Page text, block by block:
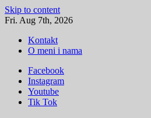
Skip to content
Fri. Aug 7th, 2026
Kontakt
O meni i nama
Facebook
Instagram
Youtube
Tik Tok